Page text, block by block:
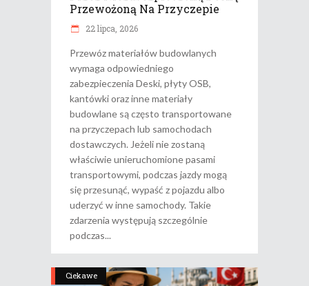
Przewożoną Na Przyczepie
22 lipca, 2026
Przewóz materiałów budowlanych
wymaga odpowiedniego
zabezpieczenia Deski, płyty OSB,
kantówki oraz inne materiały
budowlane są często transportowane
na przyczepach lub samochodach
dostawczych. Jeżeli nie zostaną
właściwie unieruchomione pasami
transportowymi, podczas jazdy mogą
się przesunąć, wypaść z pojazdu albo
uderzyć w inne samochody. Takie
zdarzenia występują szczególnie
podczas
Ciekawe